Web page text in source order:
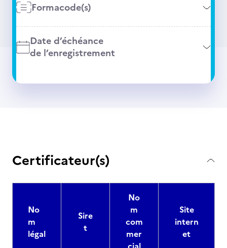
Formacode(s)
Date d’échéance
de l’enregistrement
Certificateur(s)
No
m
légal
Sire
t
No
m
com
mer
Site
intern
et